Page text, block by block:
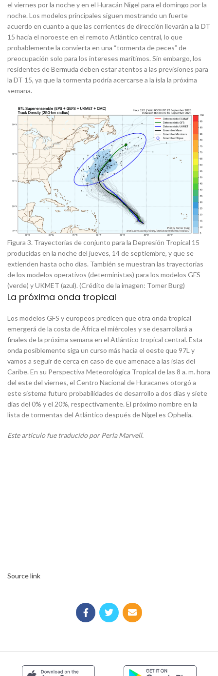
el viernes por la noche y en el Huracán Nigel para el domingo por la
noche. Los modelos principales siguen mostrando un fuerte
acuerdo en cuanto a que las corrientes de dirección llevarán a la DT
15 hacia el noroeste en el remoto Atlántico central, lo que
probablemente la convierta en una “tormenta de peces” de
preocupación solo para los intereses marítimos. Sin embargo, los
residentes de Bermuda deben estar atentos a las previsiones para
la DT 15, ya que la tormenta podría acercarse a la isla la próxima
semana.
Figura 3. Trayectorias de conjunto para la Depresión Tropical 15
producidas en la noche del jueves, 14 de septiembre, y que se
extienden hasta ocho días. También se muestran las trayectorias
de los modelos operativos (deterministas) para los modelos GFS
(verde) y UKMET (azul). (Crédito de la imagen: Tomer Burg)
La próxima onda tropical
Los modelos GFS y europeos predicen que otra onda tropical
emergerá de la costa de África el miércoles y se desarrollará a
finales de la próxima semana en el Atlántico tropical central. Esta
onda posiblemente siga un curso más hacia el oeste que 97L y
vamos a seguir de cerca en caso de que amenace a las islas del
Caribe. En su Perspectiva Meteorológica Tropical de las 8 a. m. hora
del este del viernes, el Centro Nacional de Huracanes otorgó a
este sistema futuro probabilidades de desarrollo a dos días y siete
días del 0% y el 20%, respectivamente. El próximo nombre en la
lista de tormentas del Atlántico después de Nigel es Ophelia.
Este artículo fue traducido por Perla Marvell.
Source link